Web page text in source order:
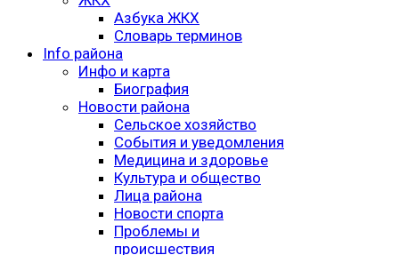
Азбука ЖКХ
Словарь терминов
Info района
Инфо и карта
Биография
Новости района
Сельское хозяйство
События и уведомления
Медицина и здоровье
Культура и общество
Лица района
Новости спорта
Проблемы и
происшествия